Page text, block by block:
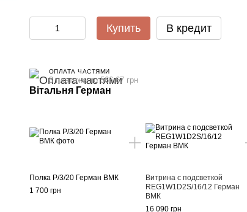
Купить В кредит
ОПЛАТА ЧАСТЯМИ
3 платежа по 566.67 грн
Вітальня Герман
Полка P/3/20 Герман ВМК
1 700 грн
Витрина с подсветкой
REG1W1D2S/16/12 Герман
ВМК
16 090 грн